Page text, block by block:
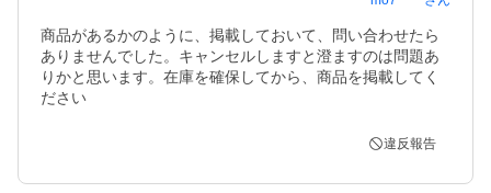
商品があるかのように、掲載しておいて、問い合わせたら
ありませんでした。キャンセルしますと澄ますのは問題あ
りかと思います。在庫を確保してから、商品を掲載してく
ださい
違反報告